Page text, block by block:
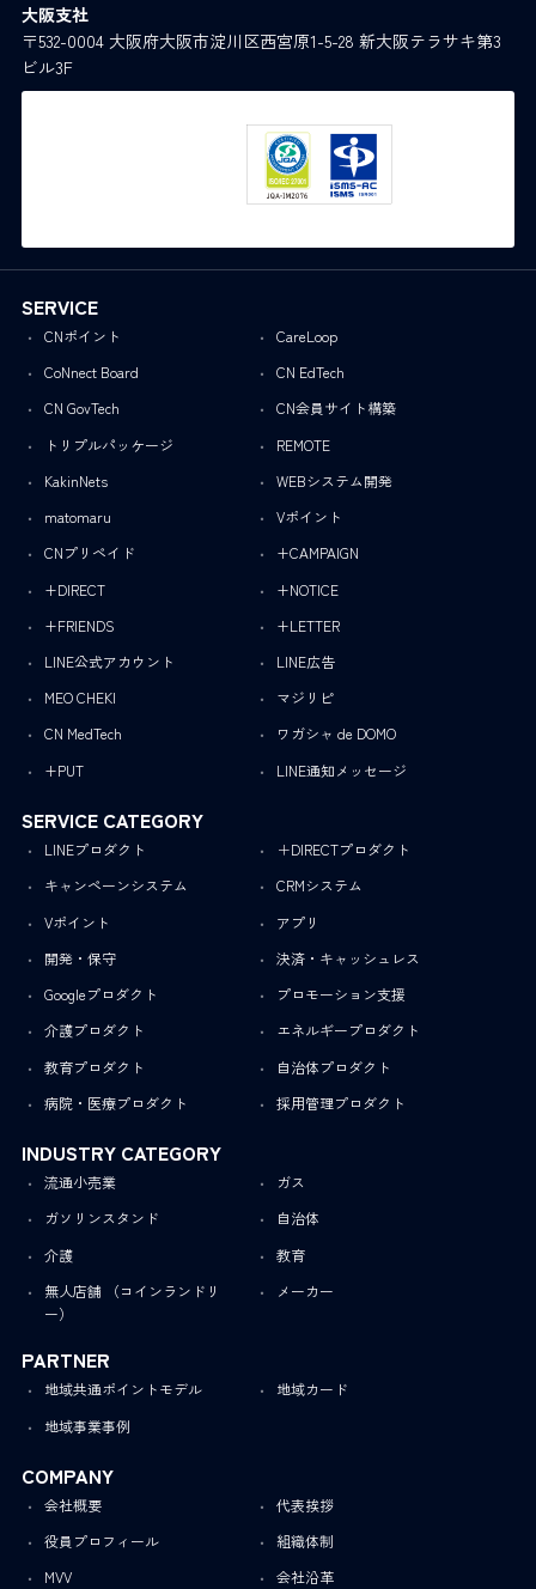
大阪支社
〒532-0004 大阪府大阪市淀川区西宮原1-5-28 新大阪テラサキ第3
ビル3F
SERVICE
CNポイント
CareLoop
CoNnect Board
CN EdTech
CN GovTech
CN会員サイト構築
トリプルパッケージ
REMOTE
KakinNets
WEBシステム開発
matomaru
Vポイント
CNプリペイド
+CAMPAIGN
+DIRECT
+NOTICE
+FRIENDS
+LETTER
LINE公式アカウント
LINE広告
MEO CHEKI
マジリピ
CN MedTech
ワガシャ de DOMO
+PUT
LINE通知メッセージ
SERVICE CATEGORY
LINEプロダクト
＋DIRECTプロダクト
キャンペーンシステム
CRMシステム
Vポイント
アプリ
開発・保守
決済・キャッシュレス
Googleプロダクト
プロモーション支援
介護プロダクト
エネルギープロダクト
教育プロダクト
自治体プロダクト
病院・医療プロダクト
採用管理プロダクト
INDUSTRY CATEGORY
流通小売業
ガス
ガソリンスタンド
自治体
介護
教育
無人店舗 （コインランドリ
ー）
メーカー
PARTNER
地域共通ポイントモデル
地域カード
地域事業事例
COMPANY
会社概要
代表挨拶
役員プロフィール
組織体制
MVV
会社沿革